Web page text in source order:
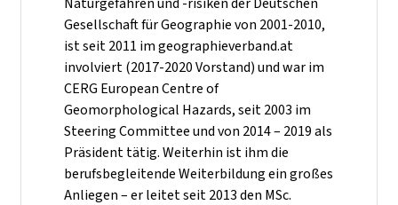
Gesellschaft für Geographie von 2001-2010,
ist seit 2011 im geographieverband.at
involviert (2017-2020 Vorstand) und war im
CERG European Centre of
Geomorphological Hazards, seit 2003 im
Steering Committee und von 2014 – 2019 als
Präsident tätig. Weiterhin ist ihm die
berufsbegleitende Weiterbildung ein großes
Anliegen – er leitet seit 2013 den MSc.